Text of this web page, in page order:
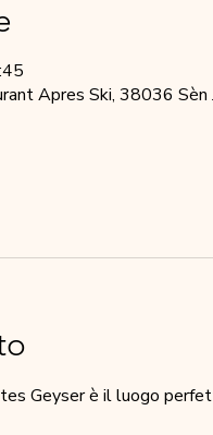
Apres Ski, 38036 Sèn
Geyser è il luogo